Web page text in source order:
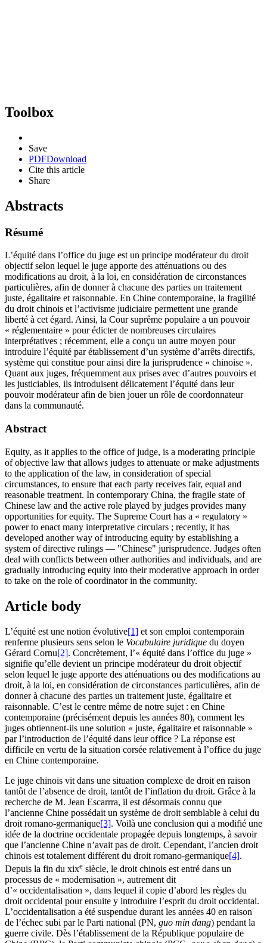
Toolbox
Save
PDFDownload
Cite this article
Share
Abstracts
Résumé
L’équité dans l’office du juge est un principe modérateur du droit
objectif selon lequel le juge apporte des atténuations ou des
modifications au droit, à la loi, en considération de circonstances
particulières, afin de donner à chacune des parties un traitement
juste, égalitaire et raisonnable. En Chine contemporaine, la fragilité
du droit chinois et l’activisme judiciaire permettent une grande
liberté à cet égard. Ainsi, la Cour suprême populaire a un pouvoir
« réglementaire » pour édicter de nombreuses circulaires
interprétatives ; récemment, elle a conçu un autre moyen pour
introduire l’équité par établissement d’un système d’arrêts directifs,
système qui constitue pour ainsi dire la jurisprudence « chinoise ».
Quant aux juges, fréquemment aux prises avec d’autres pouvoirs et
les justiciables, ils introduisent délicatement l’équité dans leur
pouvoir modérateur afin de bien jouer un rôle de coordonnateur
dans la communauté.
Abstract
Equity, as it applies to the office of judge, is a moderating principle
of objective law that allows judges to attenuate or make adjustments
to the application of the law, in consideration of special
circumstances, to ensure that each party receives fair, equal and
reasonable treatment. In contemporary China, the fragile state of
Chinese law and the active role played by judges provides many
opportunities for equity. The Supreme Court has a « regulatory »
power to enact many interpretative circulars ; recently, it has
developed another way of introducing equity by establishing a
system of directive rulings — "Chinese" jurisprudence. Judges often
deal with conflicts between other authorities and individuals, and are
gradually introducing equity into their moderative approach in order
to take on the role of coordinator in the community.
Article body
L’équité est une notion évolutive[1] et son emploi contemporain
renferme plusieurs sens selon le Vocabulaire juridique du doyen
Gérard Cornu[2]. Concrètement, l’« équité dans l’office du juge »
signifie qu’elle devient un principe modérateur du droit objectif
selon lequel le juge apporte des atténuations ou des modifications au
droit, à la loi, en considération de circonstances particulières, afin de
donner à chacune des parties un traitement juste, égalitaire et
raisonnable. C’est le centre même de notre sujet : en Chine
contemporaine (précisément depuis les années 80), comment les
juges obtiennent-ils une solution « juste, égalitaire et raisonnable »
par l’introduction de l’équité dans leur office ? La réponse est
difficile en vertu de la situation corsée relativement à l’office du juge
en Chine contemporaine.
Le juge chinois vit dans une situation complexe de droit en raison
tantôt de l’absence de droit, tantôt de l’inflation du droit. Grâce à la
recherche de M. Jean Escarrra, il est désormais connu que
l’ancienne Chine possédait un système de droit semblable à celui du
droit romano-germanique[3]. Voilà une conclusion qui a modifié une
idée de la doctrine occidentale propagée depuis longtemps, à savoir
que l’ancienne Chine n’avait pas de droit. Cependant, l’ancien droit
chinois est totalement différent du droit romano-germanique[4].
Depuis la fin du xixe siècle, le droit chinois est entré dans un
processus de « modernisation », autrement dit
d’« occidentalisation », dans lequel il copie d’abord les règles du
droit occidental pour ensuite y introduire l’esprit du droit occidental.
L’occidentalisation a été suspendue durant les années 40 en raison
de l’échec subi par le Parti national (PN, guo min dang) pendant la
guerre civile. Dès l’établissement de la République populaire de